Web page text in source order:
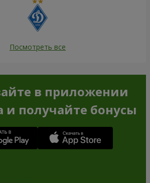
Посмотреть все
в приложении
и получайте бонусы